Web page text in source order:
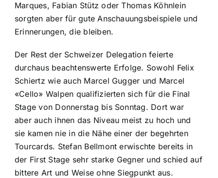
Marques, Fabian Stütz oder Thomas Köhnlein
sorgten aber für gute Anschauungsbeispiele und
Erinnerungen, die bleiben.
Der Rest der Schweizer Delegation feierte
durchaus beachtenswerte Erfolge. Sowohl Felix
Schiertz wie auch Marcel Gugger und Marcel
«Cello» Walpen qualifizierten sich für die Final
Stage von Donnerstag bis Sonntag. Dort war
aber auch ihnen das Niveau meist zu hoch und
sie kamen nie in die Nähe einer der begehrten
Tourcards. Stefan Bellmont erwischte bereits in
der First Stage sehr starke Gegner und schied auf
bittere Art und Weise ohne Siegpunkt aus.